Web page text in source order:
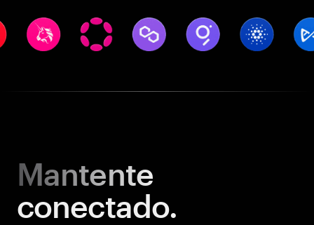
Mantente
conectado.